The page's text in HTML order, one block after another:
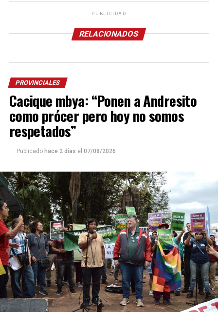
PUBLICIDAD
RELACIONADOS
PROVINCIALES
Cacique mbya: “Ponen a Andresito
como prócer pero hoy no somos
respetados”
Publicado hace 2 días el 07/08/2026